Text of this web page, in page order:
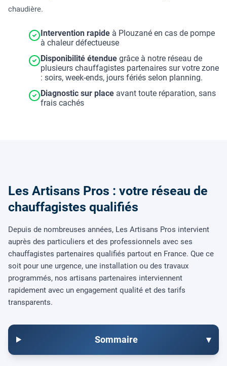
chaudière.
Intervention rapide à Plouzané en cas de pompe
à chaleur défectueuse
Disponibilité étendue grâce à notre réseau de
plusieurs chauffagistes partenaires sur votre zone
: soirs, week-ends, jours fériés selon planning.
Diagnostic sur place avant toute réparation, sans
frais cachés
Les Artisans Pros : votre réseau de
chauffagistes qualifiés
Depuis de nombreuses années, Les Artisans Pros intervient
auprès des particuliers et des professionnels avec ses
chauffagistes partenaires qualifiés partout en France. Que ce
soit pour une urgence, une installation ou des travaux
programmés, nos artisans partenaires interviennent
rapidement avec un engagement qualité et des tarifs
transparents.
Sommaire ▾